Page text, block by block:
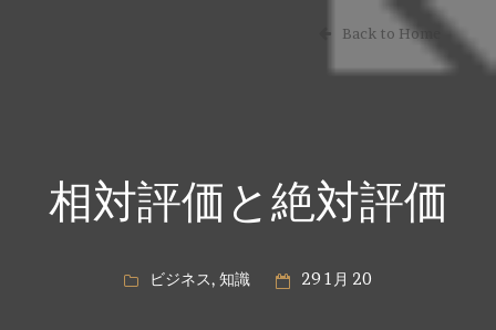
Back to Home
相対評価と絶対評価
ビジネス, 知識 29 1月 20